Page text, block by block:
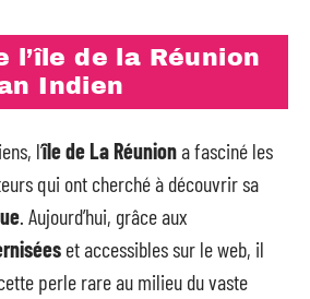
l’île de la Réunion
Indien
l’île de La Réuniona fasciné les
qui ont cherché à découvrir sa
. Aujourd’hui, grâce aux
et accessibles sur le web, il
perle rare au milieu du vaste